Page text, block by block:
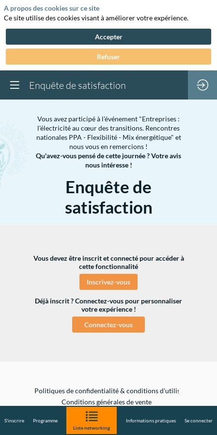
Enquête de satisfaction
Vous avez participé à l'événement "Entreprises :
l'électricité au cœur des transitions. Rencontres
nationales PPA - Flexibilité - Mix énergétique" et
nous vous en remercions !
Qu'avez-vous pensé de cette journée ? Votre avis
nous intéresse !
Enquête de
satisfaction
Vous devez être inscrit et connecté pour accéder à
cette fonctionnalité
Inscrivez-vous
Déjà inscrit ? Connectez-vous pour personnaliser
votre expérience !​
Connectez-vous
Politiques de confidentialité & conditions d'utilisation de vos
Conditions générales de vente
S'inscrire
Programme
Liste networking
Informations pratiques Se connecter
A propos des cookies sur ce site
Ce site utilise des cookies visant à améliorer votre expérience.
Accepter
Refuser